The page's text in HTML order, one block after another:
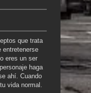
que trata
entretenerse
eres un ser
haga
ahí. Cuando
vida normal.